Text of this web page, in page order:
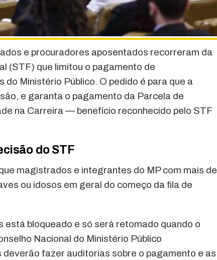
e procuradores aposentados recorreram da
(STF) que limitou o pagamento de
do Ministério Público. O pedido é para que a
e garanta o pagamento da Parcela de
na Carreira — benefício reconhecido pelo STF
do STF
magistrados e integrantes do MP com mais de
ou idosos em geral do começo da fila de
está bloqueado e só será retomado quando o
Nacional do Ministério Público
fazer auditorias sobre o pagamento e as